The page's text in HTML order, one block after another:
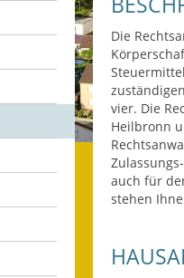
Die
vier. Die
Heilbronn
auch für
stehen